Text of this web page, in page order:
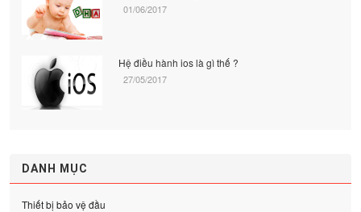
01/06/2017
Hệ điều hành ios là gì thế ?
27/05/2017
DANH MỤC
Thiết bị bảo vệ đầu